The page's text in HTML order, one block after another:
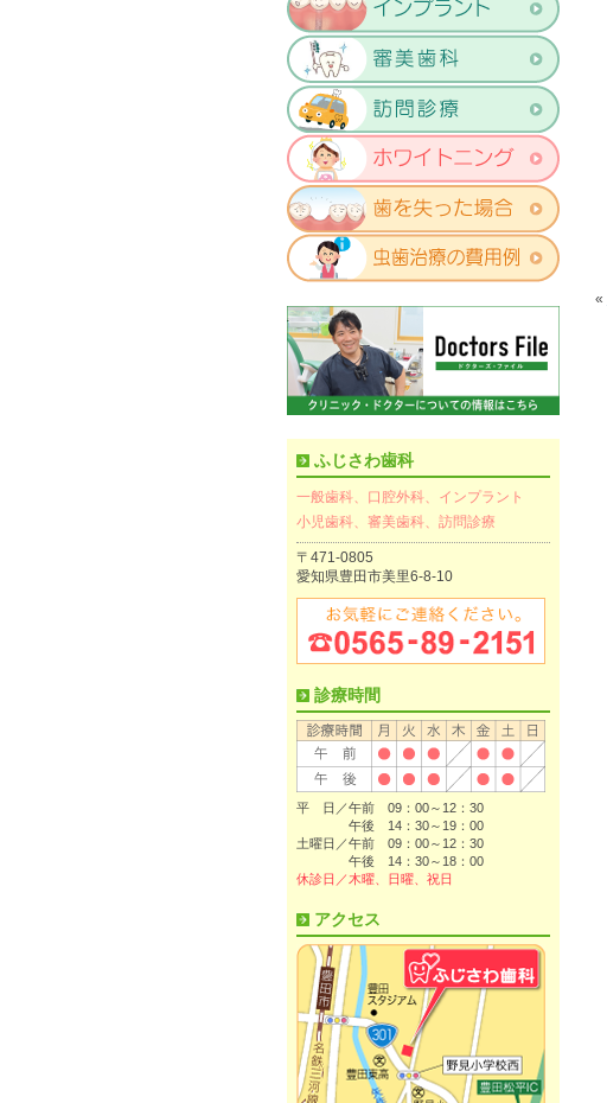
«
ふじさわ歯科
一般歯科、口腔外科、インプラント
小児歯科、審美歯科、訪問診療
〒471-0805
愛知県豊田市美里6-8-10
診療時間
平 日／午前 09：00～12：30
午後 14：30～19：00
土曜日／午前 09：00～12：30
午後 14：30～18：00
休診日／木曜、日曜、祝日
アクセス